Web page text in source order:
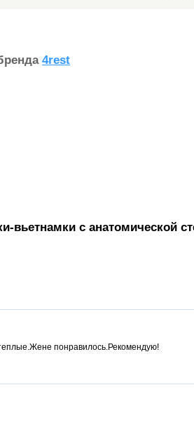
4rest
вьетнамки с анатомической
понравилось.Рекомендую!